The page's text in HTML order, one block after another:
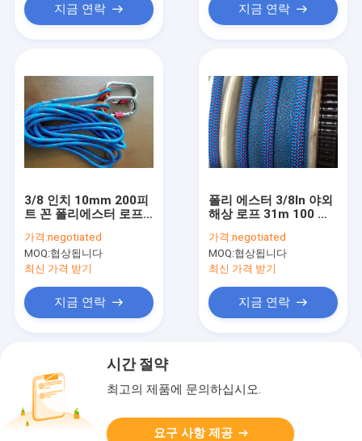
지금 연락 지금 연락
3/8 인치 10mm 200피
트 꼰 폴리에스터 로프
가격:negotiated
MOQ:협상됩니다
최신 가격 받기
지금 연락
폴리 에스터 3/8In 야외
해상 로프 31m 100 발
가격:negotiated
MOQ:협상됩니다
최신 가격 받기
지금 연락
시간 절약
최고의 제품에 문의하십시오.
요구 사항 제공